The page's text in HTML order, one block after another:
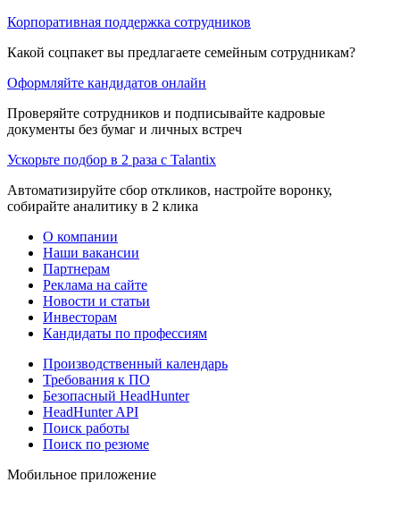
Корпоративная поддержка сотрудников
Какой соцпакет вы предлагаете семейным сотрудникам?
Оформляйте кандидатов онлайн
Проверяйте сотрудников и подписывайте кадровые
документы без бумаг и личных встреч
Ускорьте подбор в 2 раза с Talantix
Автоматизируйте сбор откликов, настройте воронку,
собирайте аналитику в 2 клика
О компании
Наши вакансии
Партнерам
Реклама на сайте
Новости и статьи
Инвесторам
Кандидаты по профессиям
Производственный календарь
Требования к ПО
Безопасный HeadHunter
HeadHunter API
Поиск работы
Поиск по резюме
Мобильное приложение